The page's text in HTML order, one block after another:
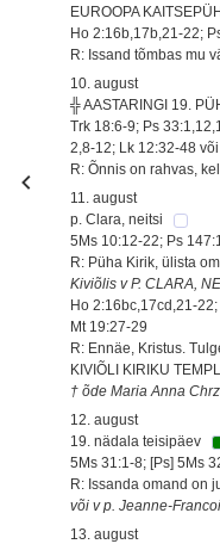
EUROOPA
Ho 2:16b,17b,21-22;
R: Issand tõmbas mu
10. august
╬ AASTARINGI 19.
Trk 18:6-9; Ps
2,8-12; Lk 12:32-48
R: Õnnis on rahvas,
11. august
p. Clara, neitsi
5Ms 10:12-22; Ps
R: Püha Kirik, ülista
Kiviõlis v P. CLARA,
Ho 2:16bc,17cd,21-
Mt 19:27-29
R: Ennäe, Kristus.
KIVIÕLI KIRIKU
† õde Maria Anna
12. august
19. nädala teisipäev
5Ms 31:1-8; [Ps] 5Ms
R: Issanda omand on
või v p. Jeanne-
13. august